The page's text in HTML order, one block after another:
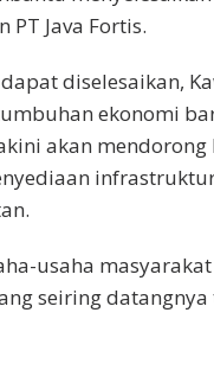
Java Fortis.
diselesaikan,
ekonomi
akan
usaha
seiring